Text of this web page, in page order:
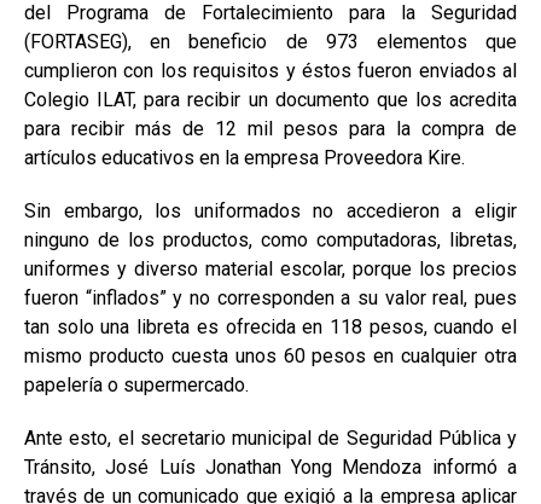
del Programa de Fortalecimiento para la Seguridad
(FORTASEG), en beneficio de 973 elementos que
cumplieron con los requisitos y éstos fueron enviados al
Colegio ILAT, para recibir un documento que los acredita
para recibir más de 12 mil pesos para la compra de
artículos educativos en la empresa Proveedora Kire.
Sin embargo, los uniformados no accedieron a eligir
ninguno de los productos, como computadoras, libretas,
uniformes y diverso material escolar, porque los precios
fueron “inflados” y no corresponden a su valor real, pues
tan solo una libreta es ofrecida en 118 pesos, cuando el
mismo producto cuesta unos 60 pesos en cualquier otra
papelería o supermercado.
Ante esto, el secretario municipal de Seguridad Pública y
Tránsito, José Luís Jonathan Yong Mendoza informó a
través de un comunicado que exigió a la empresa aplicar